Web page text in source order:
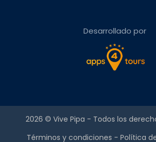
Desarrollado por
2026 © Vive Pipa - Todos los
Términos y condiciones - Política